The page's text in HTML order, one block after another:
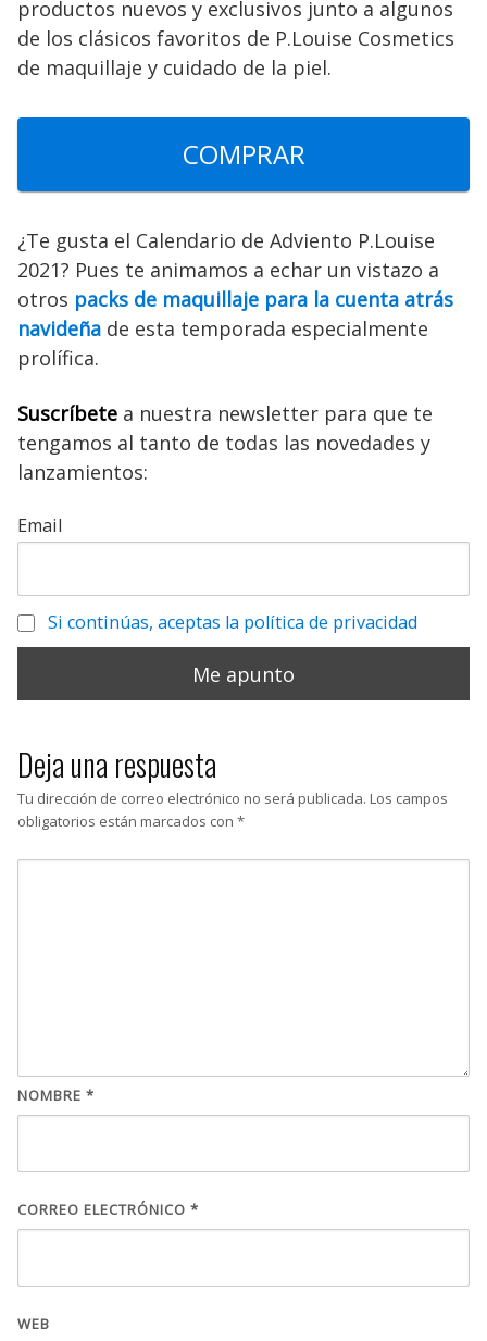
productos nuevos y exclusivos junto a algunos
de los clásicos favoritos de P.Louise Cosmetics
de maquillaje y cuidado de la piel.
COMPRAR
¿Te gusta el Calendario de Adviento P.Louise
2021? Pues te animamos a echar un vistazo a
otros packs de maquillaje para la cuenta atrás
navideña de esta temporada especialmente
prolífica.
Suscríbete a nuestra newsletter para que te
tengamos al tanto de todas las novedades y
lanzamientos:
Email
Si continúas, aceptas la política de privacidad
Deja una respuesta
Tu dirección de correo electrónico no será publicada. Los campos
obligatorios están marcados con *
NOMBRE *
CORREO ELECTRÓNICO *
WEB